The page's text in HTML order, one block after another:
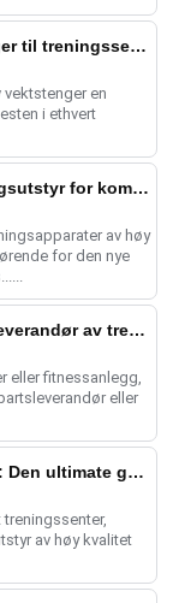
Leverandører av kommersielle vektstenger til treningssentre
vektstenger en
i ethvert
Velge riktig grossistleverandør av treningsutstyr for kommersielle treningsstudioer
av høy
for den nye
Fordeler og ulemper ved å kjøpe fra en leverandør av treningsutstyr kontra en treningsutstyrsfabrikk
eller fitnessanlegg,
eller
Velge riktig leverandør av treningsutstyr: Den ultimate guiden
av høy kvalitet